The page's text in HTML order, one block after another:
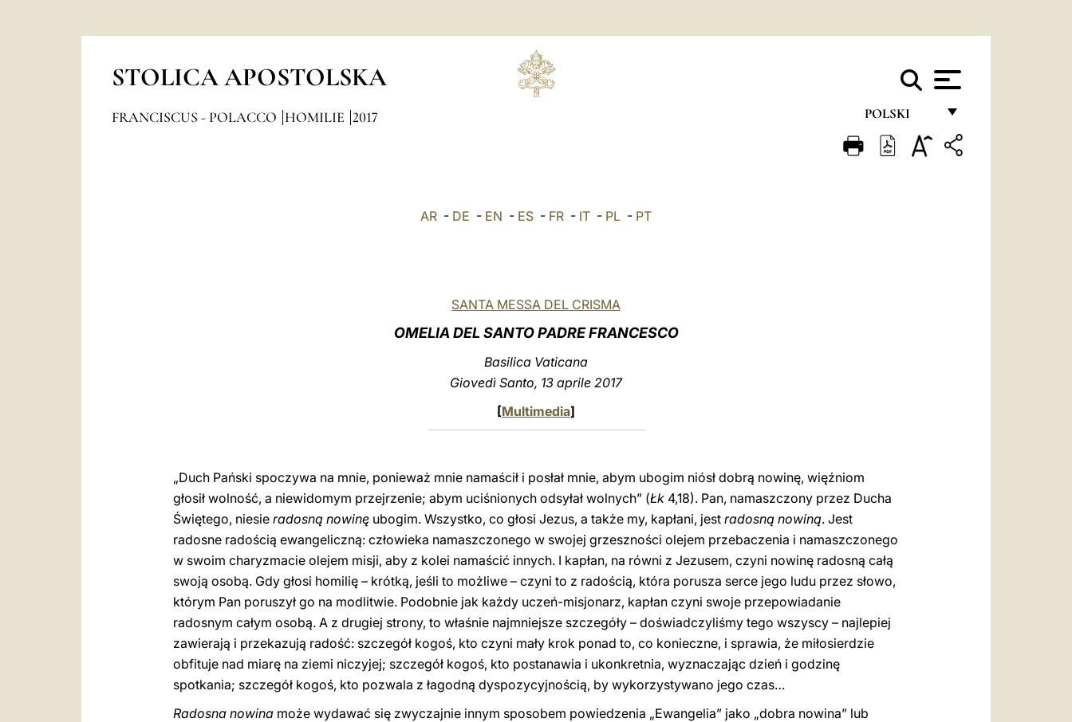
STOLICA APOSTOLSKA
POLSKI
FRANÇAIS
FRANCISCUS - POLACCO HOMILIE 2017
AR - DE - EN - ES - FR - IT - PL - PT
SANTA MESSA DEL CRISMA
OMELIA DEL SANTO PADRE FRANCESCO
Basilica Vaticana
Giovedì Santo, 13 aprile 2017
[Multimedia]
„Duch Pański spoczywa na mnie, ponieważ mnie namaścił i posłał mnie, abym ubogim niósł dobrą nowinę, więźniom
głosił wolność, a niewidomym przejrzenie; abym uciśnionych odsyłał wolnych” (Łk 4,18). Pan, namaszczony przez Ducha
Świętego, niesie radosną nowinę ubogim. Wszystko, co głosi Jezus, a także my, kapłani, jest radosną nowiną. Jest
radosne radością ewangeliczną: człowieka namaszczonego w swojej grzeszności olejem przebaczenia i namaszczonego
w swoim charyzmacie olejem misji, aby z kolei namaścić innych. I kapłan, na równi z Jezusem, czyni nowinę radosną całą
swoją osobą. Gdy głosi homilię – krótką, jeśli to możliwe – czyni to z radością, która porusza serce jego ludu przez słowo,
którym Pan poruszył go na modlitwie. Podobnie jak każdy uczeń-misjonarz, kapłan czyni swoje przepowiadanie
radosnym całym osobą. A z drugiej strony, to właśnie najmniejsze szczegóły – doświadczyliśmy tego wszyscy – najlepiej
zawierają i przekazują radość: szczegół kogoś, kto czyni mały krok ponad to, co konieczne, i sprawia, że miłosierdzie
obfituje nad miarę na ziemi niczyjej; szczegół kogoś, kto postanawia i ukonkretnia, wyznaczając dzień i godzinę
spotkania; szczegół kogoś, kto pozwala z łagodną dyspozycyjnością, by wykorzystywano jego czas…
Radosna nowina może wydawać się zwyczajnie innym sposobem powiedzenia „Ewangelia” jako „dobra nowina” lub